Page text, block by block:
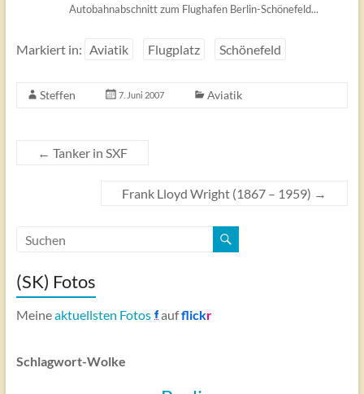
Autobahnabschnitt zum Flughafen Berlin-Schönefeld...
Markiert in: Aviatik Flugplatz Schönefeld
Steffen 7. Juni 2007 Aviatik
← Tanker in SXF
Frank Lloyd Wright (1867 – 1959) →
(SK) Fotos
Meineaktuellsten Fotos aufflickr
Schlagwort-Wolke